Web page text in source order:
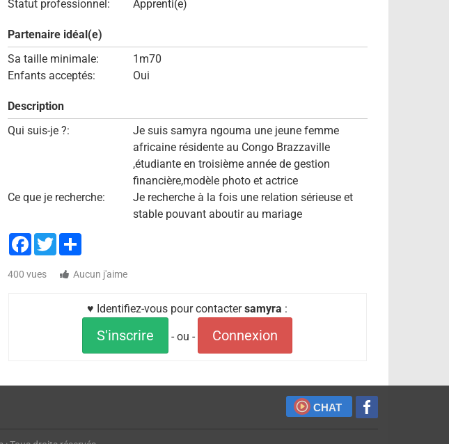
Statut professionnel:
Apprenti(e)
Partenaire idéal(e)
Sa taille minimale:
1m70
Enfants acceptés:
Oui
Description
Qui suis-je ?:
Je suis samyra ngouma une jeune femme
africaine résidente au Congo Brazzaville
,étudiante en troisième année de gestion
financière,modèle photo et actrice
Ce que je recherche:
Je recherche à la fois une relation sérieuse et
stable pouvant aboutir au mariage
Facebook
TwitterShare
400 vues Aucun j'aime
♥ Identifiez-vous pour contactersamyra :
S'inscrire - ou - Connexion
CHAT